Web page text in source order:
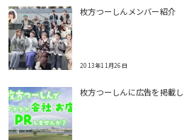
枚方つーしんメンバー紹介
2013年11月26日
枚方つーしんに広告を掲載